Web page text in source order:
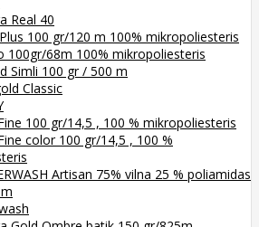
Real 40
100 gr/120 m 100% mikropoliesteris
100gr/68m 100% mikropoliesteris
Simli 100 gr / 500 m
Classic
100 gr/14,5 , 100 % mikropoliesteris
color 100 gr/14,5 , 100 %
Artisan 75% vilna 25 % poliamidas